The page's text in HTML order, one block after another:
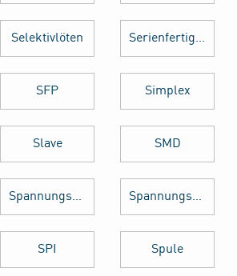
Selektivlöten Serienfertigung
SFP Simplex
Slave SMD
Spannungsregler Spannungswandler
SPI Spule